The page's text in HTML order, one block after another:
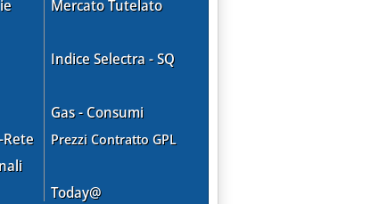
Mercato Tutelato
Indice Selectra - SQ
Gas - Consumi
Prezzi Contratto GPL
Today@